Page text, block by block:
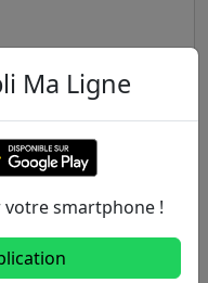
4
8
13
Ma Ligne
votre smartphone !